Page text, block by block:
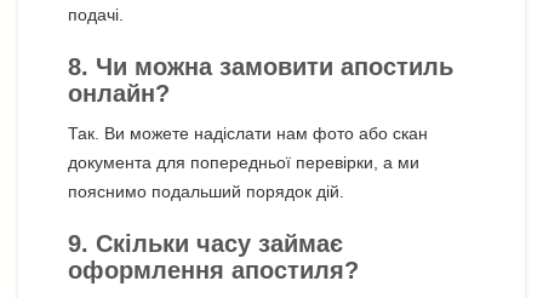
подачі.
8. Чи можна замовити апостиль
онлайн?
Так. Ви можете надіслати нам фото або скан
документа для попередньої перевірки, а ми
пояснимо подальший порядок дій.
9. Скільки часу займає
оформлення апостиля?